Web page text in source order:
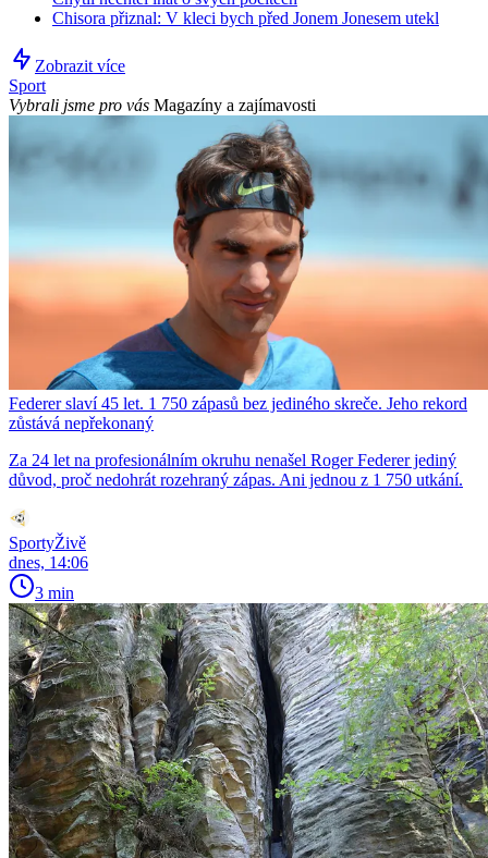
Chisora přiznal: V kleci bych před Jonem Jonesem utekl
Zobrazit více
Sport
Vybrali jsme pro vás Magazíny a zajímavosti
Federer slaví 45 let. 1 750 zápasů bez jediného skreče. Jeho rekord
zůstává nepřekonaný
Za 24 let na profesionálním okruhu nenašel Roger Federer jediný
důvod, proč nedohrát rozehraný zápas. Ani jednou z 1 750 utkání.
SportyŽivě
dnes, 14:06
3 min